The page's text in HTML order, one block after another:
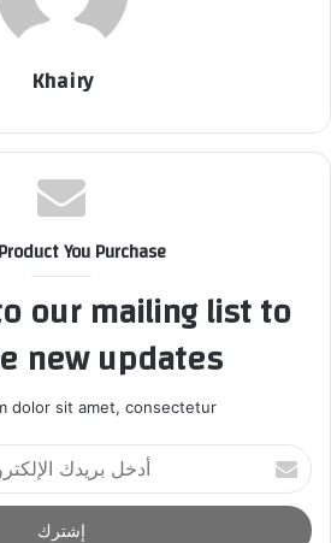
Khairy
You Purchase
our mailing list to
new updates!
dolor sit amet, consectetur.
أ
د
خ
ل